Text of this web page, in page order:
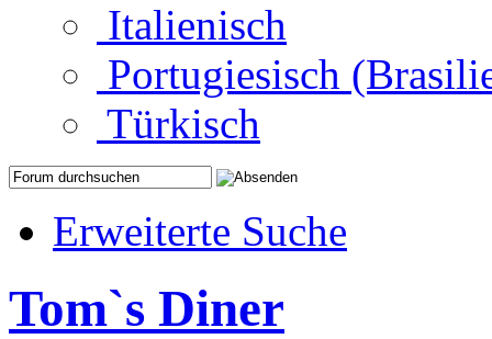
Italienisch
Portugiesisch
Türkisch
Erweiterte Suche
Tom`s Diner